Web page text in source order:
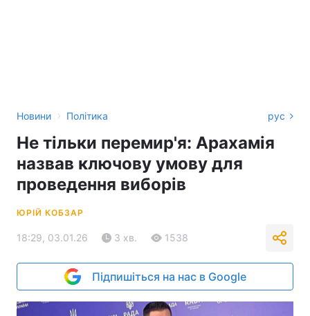
Новини › Політика рус
Не тільки перемир'я: Арахамія
назвав ключову умову для
проведення виборів
ЮРІЙ КОБЗАР
18:29, 03.01.26 3 хв. 1538
Підпишіться на нас в Google